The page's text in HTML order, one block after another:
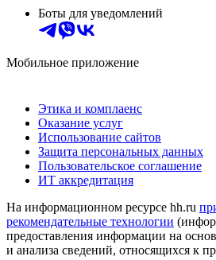
Боты для уведомлений
Мобильное приложение
Этика и комплаенс
Оказание услуг
Использование сайтов
Защита персональных данных
Пользовательское соглашение
ИТ аккредитация
На информационном ресурсе hh.ru
рекомендательные технологии
предоставления информации на
и анализа сведений, относящихся к